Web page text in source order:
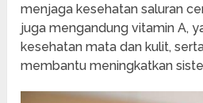
menjaga kesehatan saluran
juga mengandung vitamin A,
kesehatan mata dan kulit,
membantu meningkatkan